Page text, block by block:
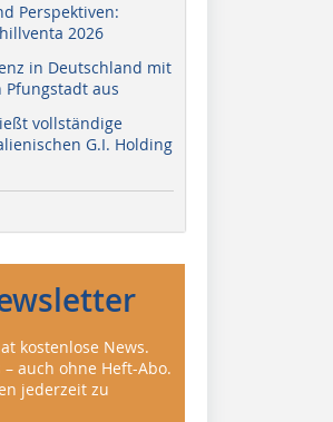
Perspektiven:
2026
in Deutschland mit
aus
vollständige
G.I. Holding
kostenlose News.
auch ohne Heft-Abo.
jederzeit zu